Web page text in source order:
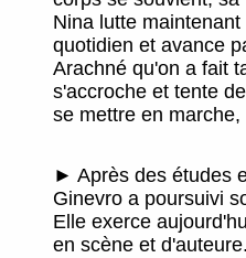
Nina lutte
quotidien et avance
Arachné qu'on a fait
s'accroche et tente
se mettre en
► Après des études
Ginevro a poursuivi
Elle exerce
en scène et